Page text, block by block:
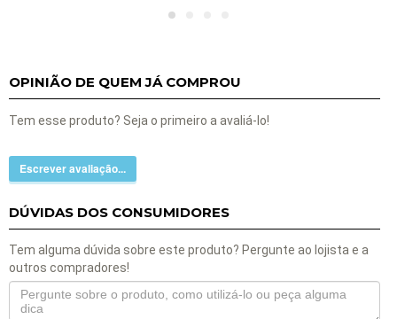
OPINIÃO DE QUEM JÁ COMPROU
Tem esse produto? Seja o primeiro a avaliá-lo!
Escrever avaliação...
DÚVIDAS DOS CONSUMIDORES
Tem alguma dúvida sobre este produto? Pergunte ao lojista e a
outros compradores!